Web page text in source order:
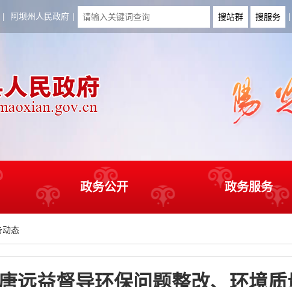
| 阿坝州人民政府 | |
政务公开 政务服务
动态
唐远益督导环保问题整改、环境